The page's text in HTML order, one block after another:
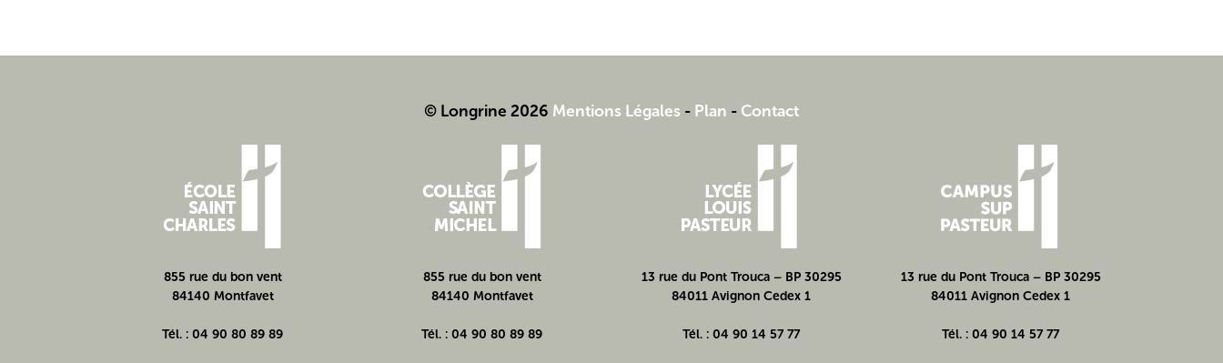
de
© Longrine 2026 Mentions Légales - Plan - Contact
855 rue du bon vent
84140 Montfavet
Tél. : 04 90 80 89 89
855 rue du bon vent
84140 Montfavet
Tél. : 04 90 80 89 89
13 rue du Pont Trouca – BP 30295
84011 Avignon Cedex 1
Tél. : 04 90 14 57 77
13 rue du Pont Trouca – BP 30295
84011 Avignon Cedex 1
Tél. : 04 90 14 57 77